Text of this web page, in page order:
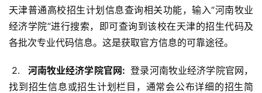
天津普通高校招生计划信息查询相关功能，输入“河南牧业
经济学院”进行搜索，即可查询到该校在天津的招生代码及
各批次专业代码信息。这是获取官方信息的可靠途径。
2.
  河南牧业经济学院官网:
登录河南牧业经济学院官网，
找到招生信息或招生计划栏目，通常会公布详细的招生简